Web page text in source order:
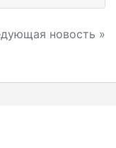
новость »